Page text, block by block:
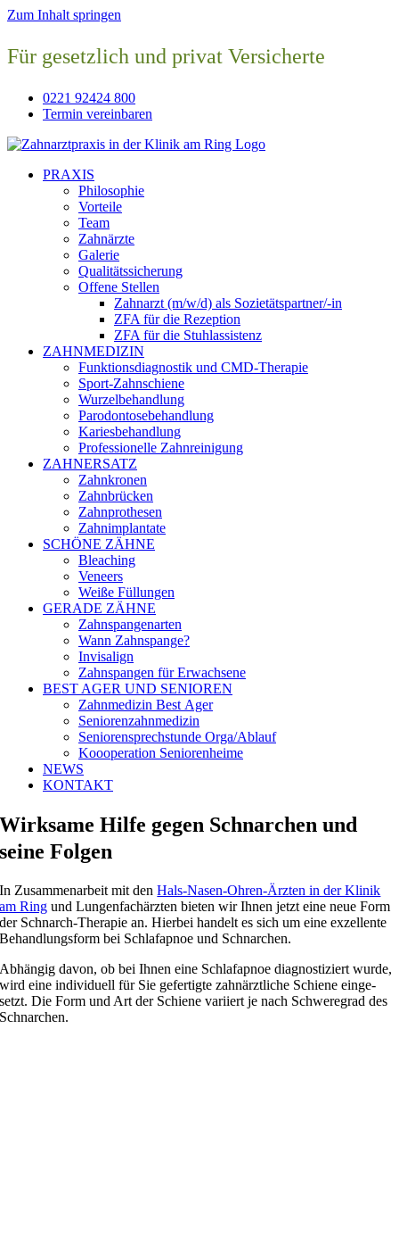
Zum Inhalt springen
Für gesetzlich und privat Versicherte
0221 92424 800
Termin vereinbaren
PRAXIS
Philosophie
Vorteile
Team
Zahnärzte
Galerie
Qualitätssicherung
Offene Stellen
Zahnarzt (m/w/d) als Sozietätspartner/-in
ZFA für die Rezeption
ZFA für die Stuhlassistenz
ZAHNMEDIZIN
Funktionsdiagnostik und CMD-Therapie
Sport-Zahnschiene
Wurzelbehandlung
Parodontosebehandlung
Kariesbehandlung
Professionelle Zahnreinigung
ZAHNERSATZ
Zahnkronen
Zahnbrücken
Zahnprothesen
Zahnimplantate
SCHÖNE ZÄHNE
Bleaching
Veneers
Weiße Füllungen
GERADE ZÄHNE
Zahnspangenarten
Wann Zahnspange?
Invisalign
Zahnspangen für Erwachsene
BEST AGER UND SENIOREN
Zahnmedizin Best Ager
Seniorenzahnmedizin
Seniorensprechstunde Orga/Ablauf
Koooperation Seniorenheime
NEWS
KONTAKT
Wirksame Hilfe gegen Schnarchen und
seine Folgen
In Zusammenarbeit mit denHals-Nasen-Ohren-Ärzten in der Klinik
am Ring und Lungenfachärzten bie­ten wir Ihnen jetzt eine neue Form
der Schnarch-Therapie an. Hierbei han­delt es sich um eine exzel­len­te
Behandlungsform bei Schlafapnoe und Schnarchen.
Abhängig davon, ob bei Ihnen eine Schlafapnoe dia­gnos­ti­ziert wur­de,
wird eine indi­vi­du­ell für Sie gefer­tig­te zahn­ärzt­li­che Schiene ein­ge­
setzt. Die Form und Art der Schiene vari­iert je nach Schweregrad des
Schnarchen.